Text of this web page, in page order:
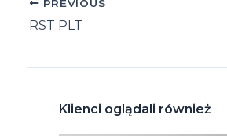
Post
navigation
PREVIOUS
RST PLT
Klienci oglądali również